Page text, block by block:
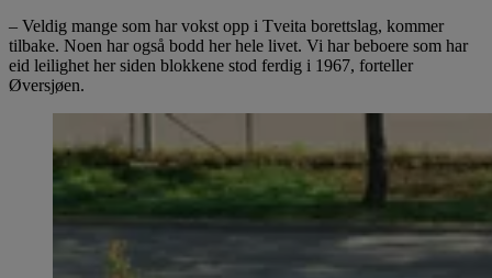
– Veldig mange som har vokst opp i Tveita borettslag, kommer
tilbake. Noen har også bodd her hele livet. Vi har beboere som har
eid leilighet her siden blokkene stod ferdig i 1967, forteller
Øversjøen.